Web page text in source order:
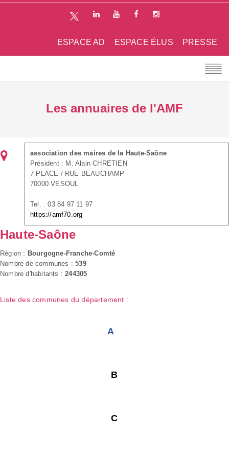
PRESSE
ESPACE ÉLUS
ESPACE AD
Les annuaires de l'AMF
association des maires de la Haute-Saône
Président : M. Alain CHRETIEN
7 PLACE / RUE BEAUCHAMP
70000 VESOUL
Tel. : 03 84 97 11 97
https://amf70.org
Haute-Saône
Région : Bourgogne-Franche-Comté
Nombre de communes :539
Nombre d'habitants :244305
Liste des communes du département :
A
B
C